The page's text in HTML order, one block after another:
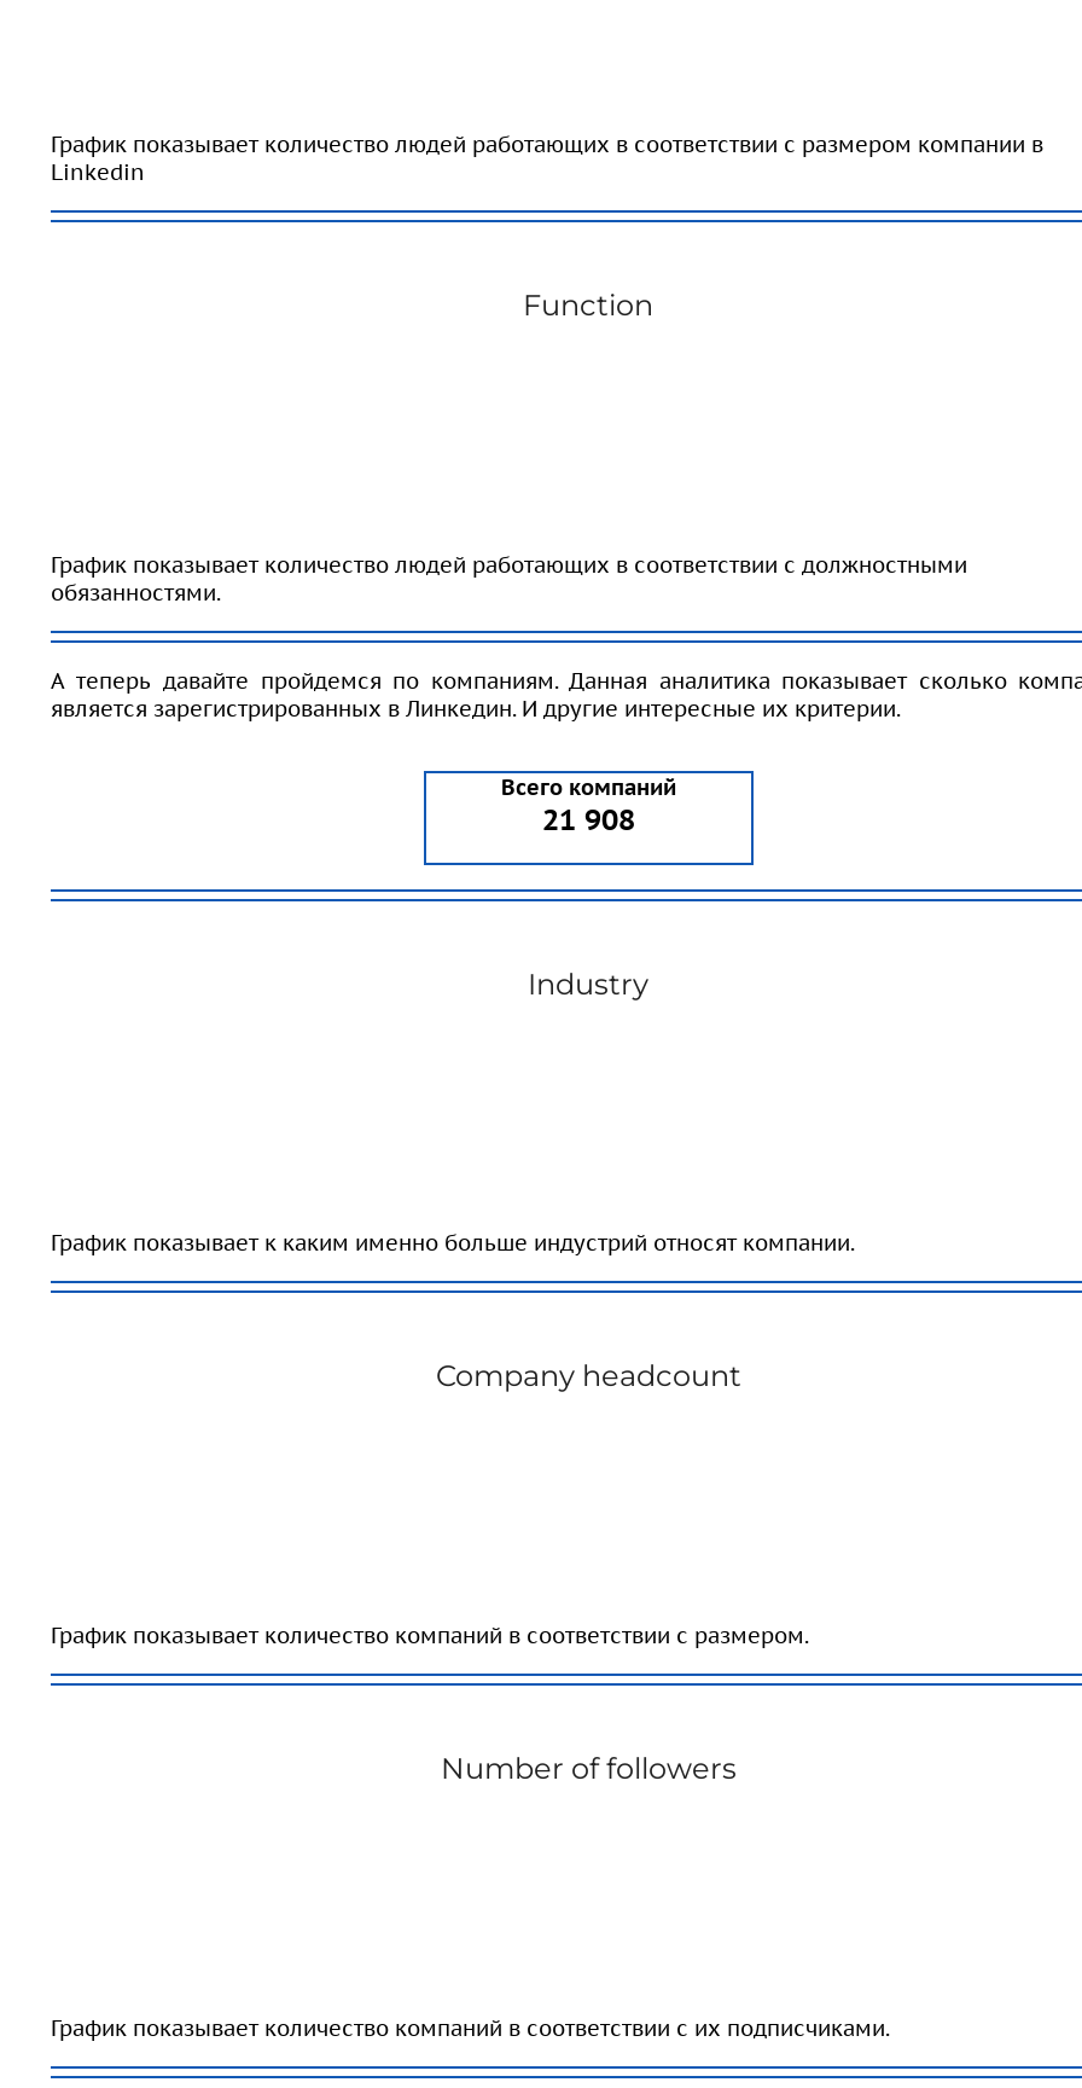
График показывает количество людей работающих в соответствии с размером компании в
Linkedin
Function
График показывает количество людей работающих в соответствии с должностными
обязанностями.
А теперь давайте пройдемся по компаниям. Данная аналитика показывает сколько
является зарегистрированных в Линкедин. И другие интересные их критерии.
Всего компаний
21 908
Industry
График показывает к каким именно больше индустрий относят компании.
Company headcount
График показывает количество компаний в соответствии с размером.
Number of followers
График показывает количество компаний в соответствии с их подписчиками.